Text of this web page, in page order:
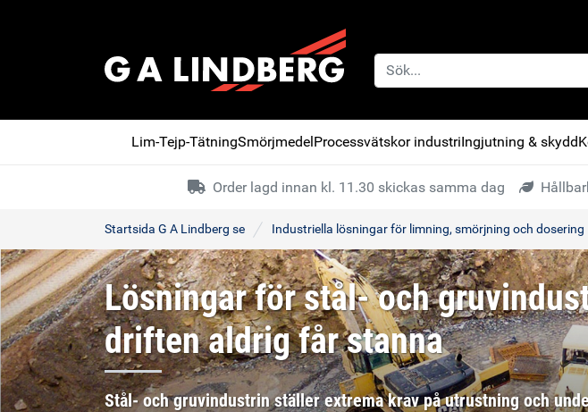
Lim-Tejp-TätningSmörjmedelProcessvätskor industriIngjutning & skydd
Order lagd innan kl. 11.30 skickas samma dag
Startsida G A Lindberg se Industriella lösningar för limning, smörjning och dosering
Lösningar för stål- och
driften aldrig får stanna
Stål- och gruvindustrin ställer extrema krav på utrustning och